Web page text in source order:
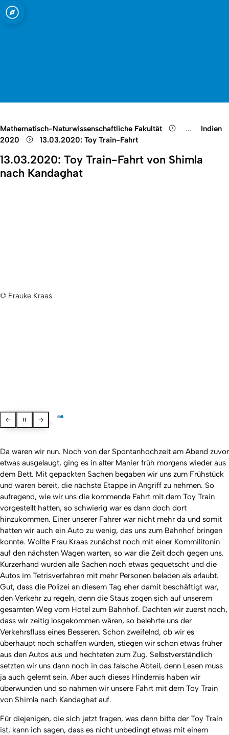
Open quicklink menu
Mathematisch-Naturwissenschaftliche Fakultät Show
...
Indien
2020
13.03.2020: Toy Train-Fahrt
13.03.2020: Toy Train-Fahrt von Shimla
nach Kandaghat
© Frauke Kraas
ZurückPausierenWeiter
Da waren wir nun. Noch von der Spontanhochzeit am Abend zuvor
etwas ausgelaugt, ging es in alter Manier früh morgens wieder aus
dem Bett. Mit gepackten Sachen begaben wir uns zum Frühstück
und waren bereit, die nächste Etappe in Angriff zu nehmen. So
aufregend, wie wir uns die kommende Fahrt mit dem Toy Train
vorgestellt hatten, so schwierig war es dann doch dort
hinzukommen. Einer unserer Fahrer war nicht mehr da und somit
hatten wir auch ein Auto zu wenig, das uns zum Bahnhof bringen
konnte. Wollte Frau Kraas zunächst noch mit einer Kommilitonin
auf den nächsten Wagen warten, so war die Zeit doch gegen uns.
Kurzerhand wurden alle Sachen noch etwas gequetscht und die
Autos im Tetrisverfahren mit mehr Personen beladen als erlaubt.
Gut, dass die Polizei an diesem Tag eher damit beschäftigt war,
den Verkehr zu regeln, denn die Staus zogen sich auf unserem
gesamten Weg vom Hotel zum Bahnhof. Dachten wir zuerst noch,
dass wir zeitig losgekommen wären, so belehrte uns der
Verkehrsfluss eines Besseren. Schon zweifelnd, ob wir es
überhaupt noch schaffen würden, stiegen wir schon etwas früher
aus den Autos aus und hechteten zum Zug. Selbstverständlich
setzten wir uns dann noch in das falsche Abteil, denn Lesen muss
ja auch gelernt sein. Aber auch dieses Hindernis haben wir
überwunden und so nahmen wir unsere Fahrt mit dem Toy Train
von Shimla nach Kandaghat auf.
Für diejenigen, die sich jetzt fragen, was denn bitte der Toy Train
ist, kann ich sagen, dass es nicht unbedingt etwas mit einem